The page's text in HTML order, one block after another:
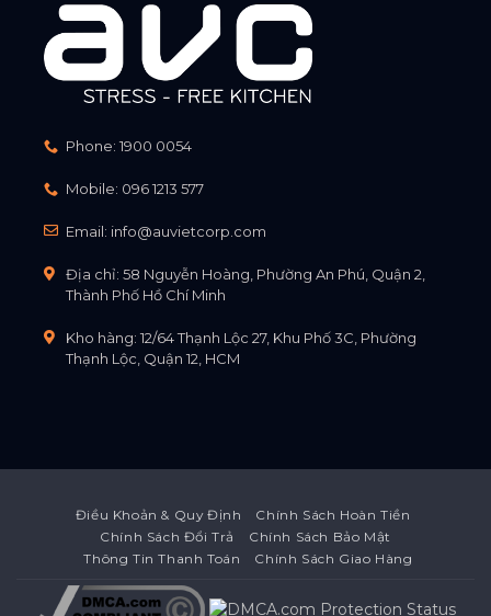
Phone: 1900 0054
Mobile: 096 1213 577
Email: info@auvietcorp.com
Địa chỉ: 58 Nguyễn Hoàng, Phường An Phú, Quận 2,
Thành Phố Hồ Chí Minh
Kho hàng: 12/64 Thạnh Lộc 27, Khu Phố 3C, Phường
Thạnh Lộc, Quận 12, HCM
Điều Khoản & Quy Định
Chính Sách Hoàn Tiền
Chính Sách Đổi Trả
Chính Sách Bảo Mật
Thông Tin Thanh Toán
Chính Sách Giao Hàng